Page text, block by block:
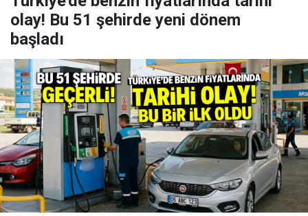
olay! Bu 51 şehirde yeni dönem
başladı